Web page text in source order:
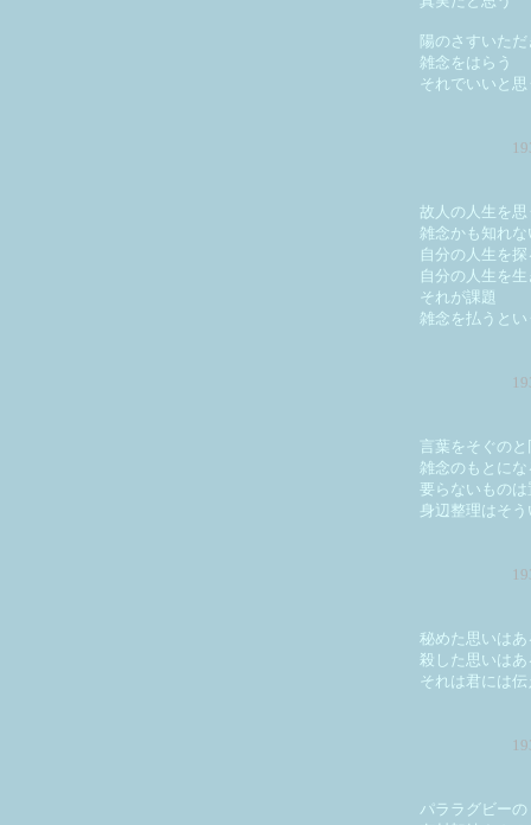
陽のさすいただ
雑念をはらう
それでいいと思
故人の人生を思
雑念かも知れな
自分の人生を探
自分の人生を生
それが課題
雑念を払うとい
言葉をそぐの
雑念のもとにな
要らないもの
身辺整理はそ
秘めた思いはあ
殺した思いはあ
それは君には伝
パララグビーの